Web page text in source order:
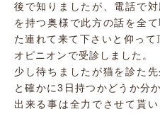
後で知りましたが、電話で
を持つ奥様で此方の話を全
た連れて来て下さいと仰っ
オピニオンで受診しました。
少し待ちましたが猫を診た
と確かに3日持つかどうか分
出来る事は全力でさせて貰